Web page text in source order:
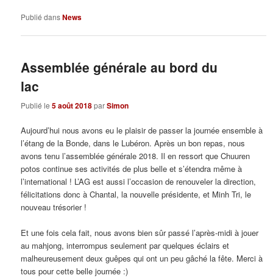
Publié dansNews
Assemblée générale au bord du
lac
Publié le5 août 2018parSimon
Aujourd’hui nous avons eu le plaisir de passer la journée ensemble à
l’étang de la Bonde, dans le Lubéron. Après un bon repas, nous
avons tenu l’assemblée générale 2018. Il en ressort que Chuuren
potos continue ses activités de plus belle et s’étendra même à
l’international ! L’AG est aussi l’occasion de renouveler la direction,
félicitations donc à Chantal, la nouvelle présidente, et Minh Tri, le
nouveau trésorier !
Et une fois cela fait, nous avons bien sûr passé l’après-midi à jouer
au mahjong, interrompus seulement par quelques éclairs et
malheureusement deux guêpes qui ont un peu gâché la fête. Merci à
tous pour cette belle journée :)